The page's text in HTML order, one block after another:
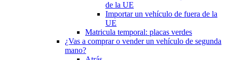
de la UE
Importar un vehículo de fuera de la
UE
Matricula temporal: placas verdes
¿Vas a comprar o vender un vehículo de segunda
mano?